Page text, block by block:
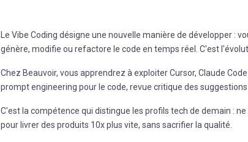
Le Vibe Coding désigne une nouvelle manière de développer :
génère, modifie ou refactore le code en temps réel. C'est
Chez Beauvoir, vous apprendrez à exploiter Cursor, Claude
prompt engineering pour le code, revue critique des
C'est la compétence qui distingue les profils tech de demain :
pour livrer des produits 10x plus vite, sans sacrifier la qualité.